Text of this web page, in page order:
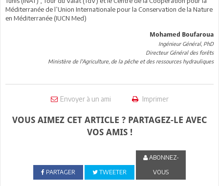
Méditerranée de l’Union Internationale pour la Conservation de la Nature
en Méditerranée (IUCN Med)
Mohamed Boufaroua
Ingénieur Général, PhD
Directeur Général des forêts
Ministère de l'Agriculture, de la pêche et des ressources hydrauliques
Envoyer à un ami Imprimer
VOUS AIMEZ CET ARTICLE ? PARTAGEZ-LE AVEC
VOS AMIS !
PARTAGER TWEETER
ABONNEZ-
VOUS